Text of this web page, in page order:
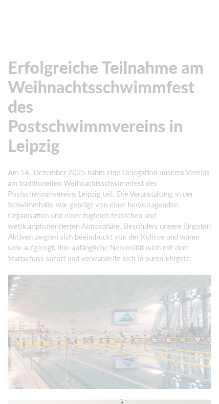
Erfolgreiche Teilnahme am
Weihnachtsschwimmfest
des
Postschwimmvereins in
Leipzig
Am 14. Dezember 2025 nahm eine Delegation unseres Vereins
am traditionellen Weihnachtsschwimmfest des
Postschwimmvereins Leipzig teil. Die Veranstaltung in der
Schwimmhalle war geprägt von einer hervorragenden
Organisation und einer zugleich festlichen und
wettkampforientierten Atmosphäre. Besonders unsere jüngsten
Aktiven zeigten sich beeindruckt von der Kulisse und waren
sehr aufgeregt. Ihre anfängliche Nervosität wich mit dem
Startschuss sofort und verwandelte sich in puren Ehrgeiz.